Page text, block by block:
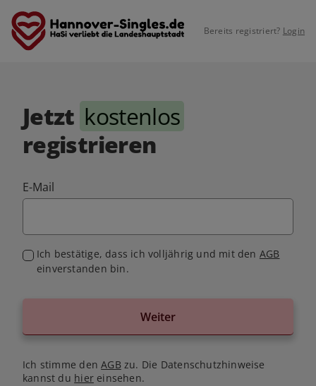
Bereits registriert? Login
Jetzt kostenlos
registrieren
E-Mail
Ich bestätige, dass ich volljährig und mit den AGB
einverstanden bin.
Weiter
Ich stimme denAGB zu. Die Datenschutzhinweise
kannst du hiereinsehen.